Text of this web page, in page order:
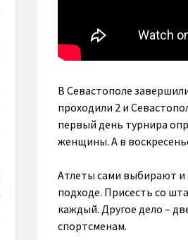
В Севастополе
проходили 2 и
первый день турнира
женщины. А в
Атлеты сами выбирают и
подходе. Присесть со
каждый. Другое дело –
спортсменам.